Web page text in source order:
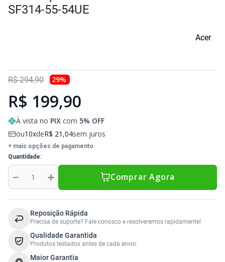
Sony Vaio
Sony Vaio
Caddy para SSD
SF314-55-54UE
Acer
R$ 294,90 29%
R$ 199,90
À vista no PIX com 5% OFF
ou10 deR$ 21 ,04sem juros
+ mais opções de pagamento
Quantidade
＋
－ Comprar Agora
Reposição Rápida
Precisa de suporte? Fale conosco e resolveremos rapidamente!
Qualidade Garantida
Produtos testados antes de cada envio.
Maior Garantia